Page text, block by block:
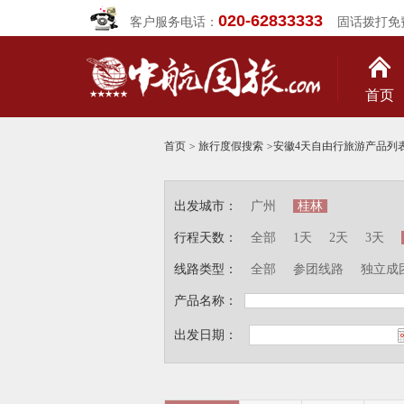
客户服务电话：020-62833333 固话拨打免
首页
首页 > 旅行度假搜索 >安徽4天自由行旅游产品列
出发城市：
行程天数：
线路类型：
产品名称：
广州 桂林
全部 1天 2天 3天
全部 参团线路 独立成
出发日期：